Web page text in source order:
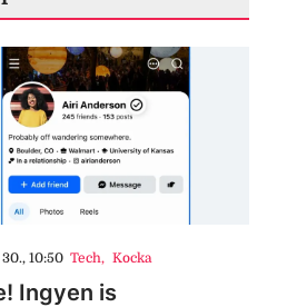
10:50 Tech, Kocka
Ingyen is